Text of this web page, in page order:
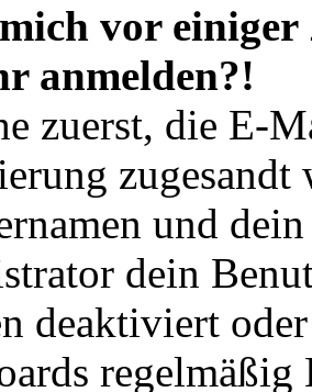
vor
anmelden?!
zuerst, die E-
und
dein
deaktiviert